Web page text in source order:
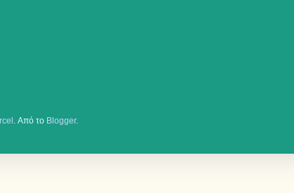
. Από το Blogger.